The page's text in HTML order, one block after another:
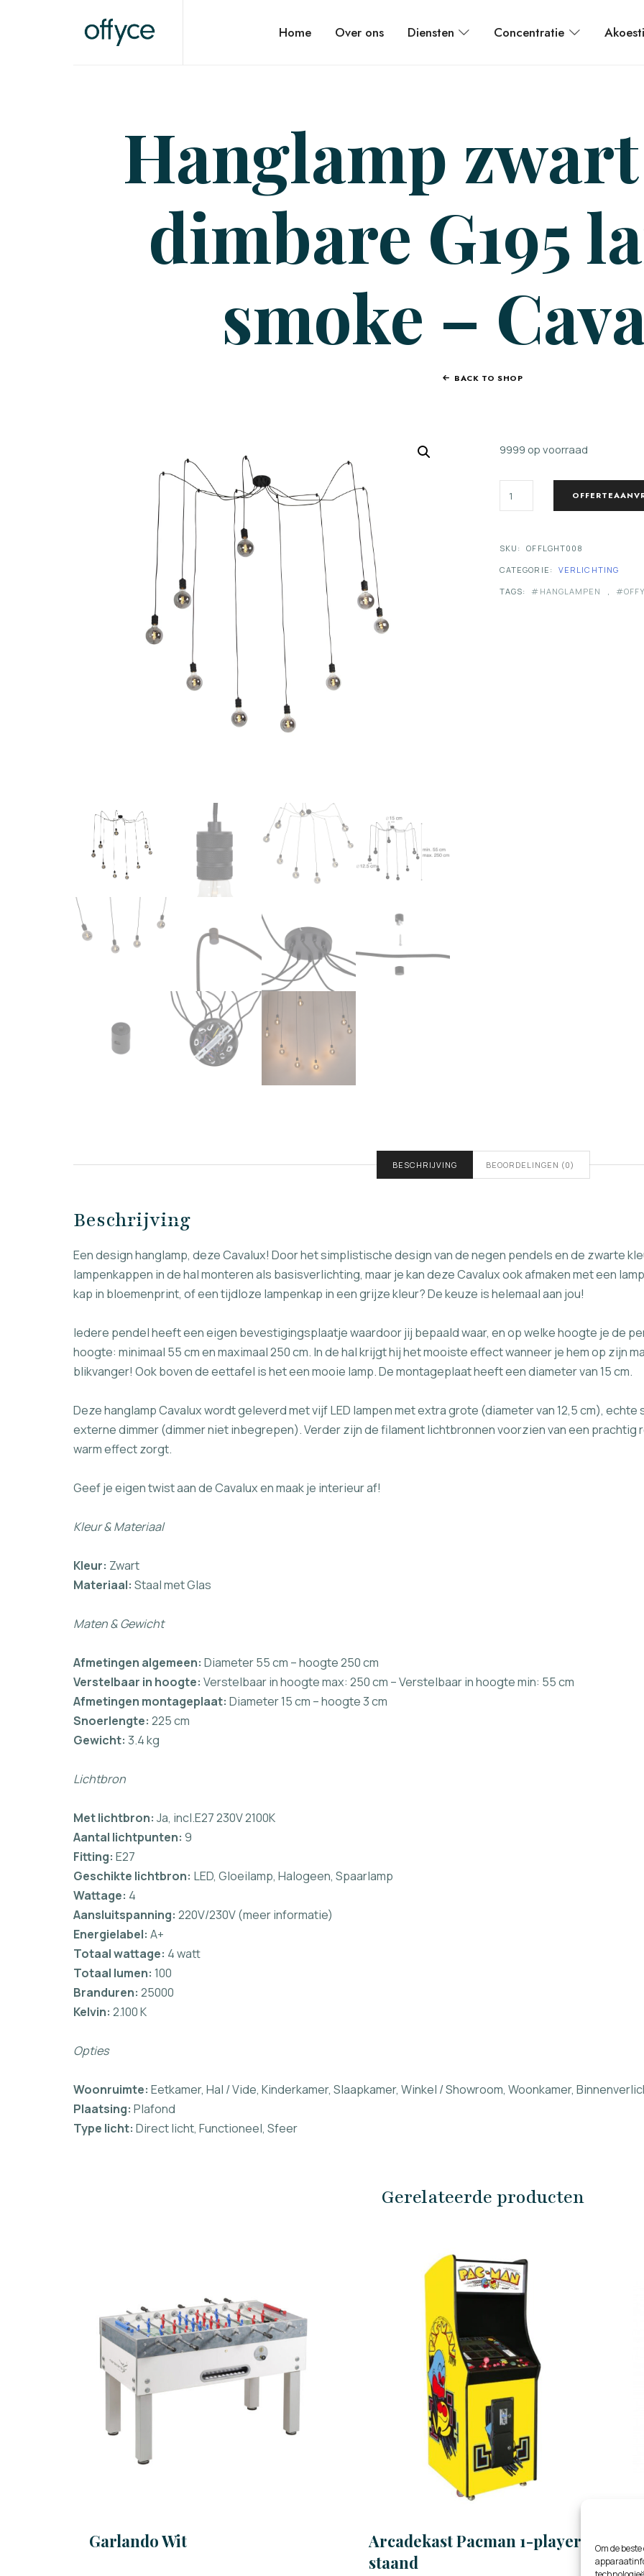
Om de
OFFYCE.NL Home Over ons Diensten Concentratie
Hanglamp
dimbare G195
smoke –
BACK TO SHOP
9999 op voorraad
ZWART
INCL.
G195
SMOKE
-
SKU:
OFFLGHT008
CATEGORIE:
VERLICHTING
TAGS:
HANGLAMPEN
BESCHRIJVING BEOORDELINGEN (0)
Beschrijving
Een design hanglamp, deze Cavalux! Door het simplistische design van de negen pendels en de zwarte
lampenkappen in de hal monteren als basisverlichting, maar je kan deze Cavalux ook afmaken met een
kap in bloemenprint, of een tijdloze lampenkap in een grijze kleur? De keuze is helemaal aan jou!
Iedere pendel heeft een eigen bevestigingsplaatje waardoor jij bepaald waar, en op welke hoogte je de
hoogte: minimaal 55 cm en maximaal 250 cm. In de hal krijgt hij het mooiste effect wanneer je hem op zijn
blikvanger! Ook boven de eettafel is het een mooie lamp. De montageplaat heeft een diameter van 15 cm.
Deze hanglamp Cavalux wordt geleverd met vijf LED lampen met extra grote (diameter van 12,5 cm),
externe dimmer (dimmer niet inbegrepen). Verder zijn de filament lichtbronnen voorzien van een prachtig
warm effect zorgt.
Geef je eigen twist aan de Cavalux en maak je interieur af!
Kleur & Materiaal
Kleur: Zwart
Materiaal: Staal met Glas
Maten & Gewicht
Afmetingen algemeen: Diameter 55 cm – hoogte 250 cm
Verstelbaar in hoogte: Verstelbaar in hoogte max: 250 cm – Verstelbaar in hoogte min: 55 cm
Afmetingen montageplaat: Diameter 15 cm – hoogte 3 cm
Snoerlengte: 225 cm
Gewicht: 3.4 kg
Lichtbron
Met lichtbron: Ja, incl.E27 230V 2100K
Aantal lichtpunten: 9
Fitting: E27
Geschikte lichtbron: LED, Gloeilamp, Halogeen, Spaarlamp
Wattage: 4
Aansluitspanning: 220V/230V (meer informatie)
Energielabel: A+
Totaal wattage: 4 watt
Totaal lumen: 100
Branduren: 25000
Kelvin: 2.100 K
Opties
Woonruimte: Eetkamer, Hal / Vide, Kinderkamer, Slaapkamer, Winkel / Showroom, Woonkamer,
Plaatsing: Plafond
Type licht: Direct licht, Functioneel, Sfeer
Gerelateerde producten
Garlando Wit
Arcadekast Pacman 1-player
staand